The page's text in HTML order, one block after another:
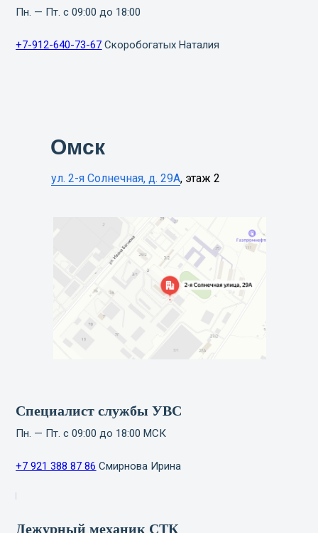
Пн. — Пт. с 09:00 до 18:00
+7-912-640-73-67 Скоробогатых Наталия
Омск
ул. 2-я Солнечная, д. 29А, этаж 2
Специалист службы УВС
Пн. — Пт. с 09:00 до 18:00 МСК
+7 921 388 87 86 Смирнова Ирина
Дежурный механик СТК